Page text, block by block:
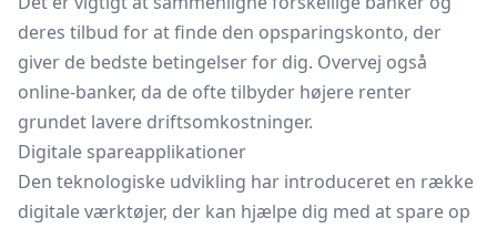
deres tilbud for at finde den opsparingskonto, der
giver de bedste betingelser for dig. Overvej også
online-banker, da de ofte tilbyder højere renter
grundet lavere driftsomkostninger.
Digitale spareapplikationer
Den teknologiske udvikling har introduceret en række
digitale værktøjer, der kan hjælpe dig med at spare op